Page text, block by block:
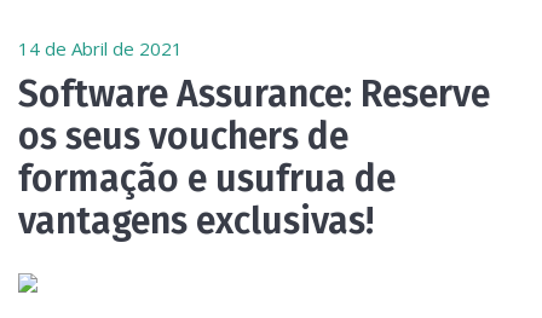
14 de Abril de 2021
Software Assurance: Reserve
os seus vouchers de
formação e usufrua de
vantagens exclusivas!